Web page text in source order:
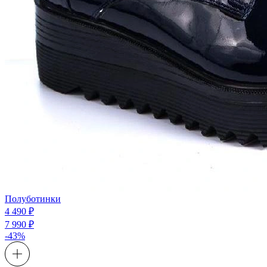
Полуботинки
4 490 ₽
7 990 ₽
-43%